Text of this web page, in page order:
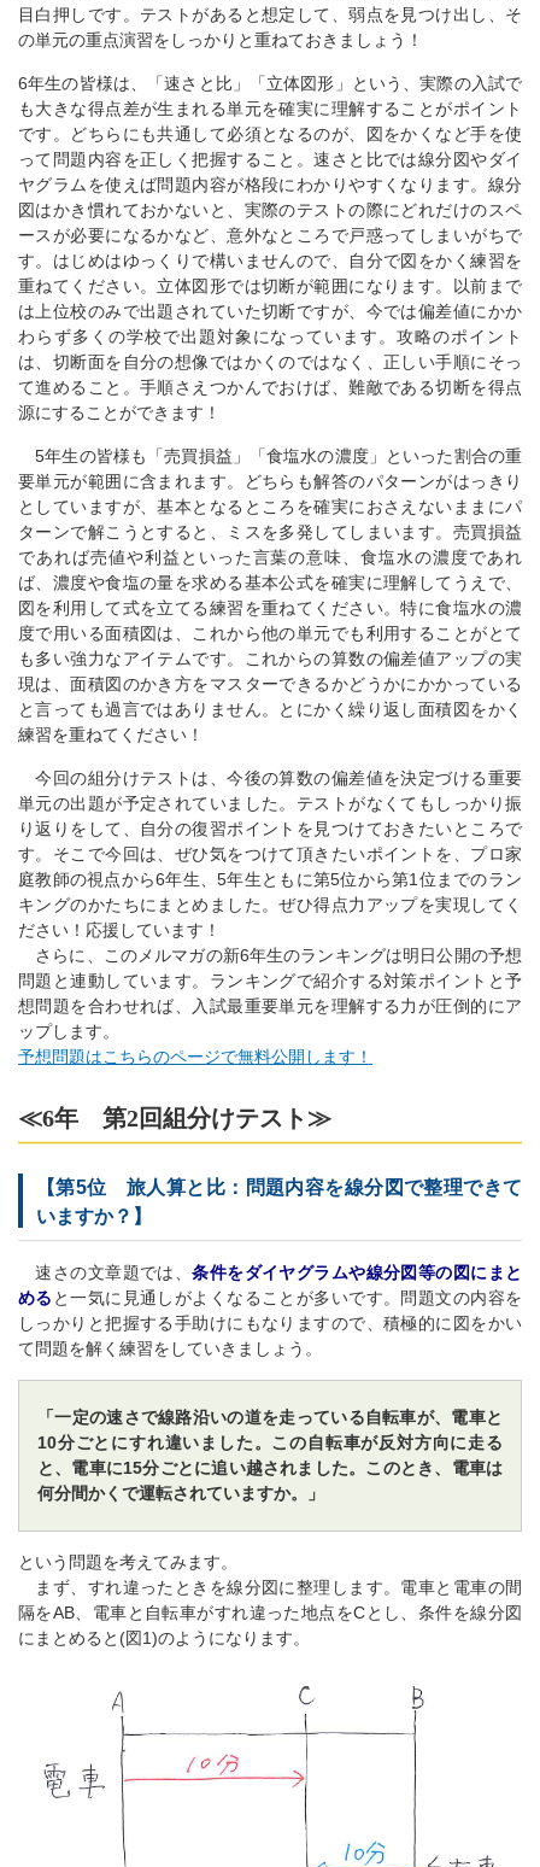
目白押しです。テストがあると想定して、弱点を見つけ出し、そ
の単元の重点演習をしっかりと重ねておきましょう！
6年生の皆様は、「速さと比」「立体図形」という、実際の入試で
も大きな得点差が生まれる単元を確実に理解することがポイント
です。どちらにも共通して必須となるのが、図をかくなど手を使
って問題内容を正しく把握すること。速さと比では線分図やダイ
ヤグラムを使えば問題内容が格段にわかりやすくなります。線分
図はかき慣れておかないと、実際のテストの際にどれだけのスペ
ースが必要になるかなど、意外なところで戸惑ってしまいがちで
す。はじめはゆっくりで構いませんので、自分で図をかく練習を
重ねてください。立体図形では切断が範囲になります。以前まで
は上位校のみで出題されていた切断ですが、今では偏差値にかか
わらず多くの学校で出題対象になっています。攻略のポイント
は、切断面を自分の想像ではかくのではなく、正しい手順にそっ
て進めること。手順さえつかんでおけば、難敵である切断を得点
源にすることができます！
5年生の皆様も「売買損益」「食塩水の濃度」といった割合の重
要単元が範囲に含まれます。どちらも解答のパターンがはっきり
としていますが、基本となるところを確実におさえないままにパ
ターンで解こうとすると、ミスを多発してしまいます。売買損益
であれば売値や利益といった言葉の意味、食塩水の濃度であれ
ば、濃度や食塩の量を求める基本公式を確実に理解してうえで、
図を利用して式を立てる練習を重ねてください。特に食塩水の濃
度で用いる面積図は、これから他の単元でも利用することがとて
も多い強力なアイテムです。これからの算数の偏差値アップの実
現は、面積図のかき方をマスターできるかどうかにかかっている
と言っても過言ではありません。とにかく繰り返し面積図をかく
練習を重ねてください！
今回の組分けテストは、今後の算数の偏差値を決定づける重要
単元の出題が予定されていました。テストがなくてもしっかり振
り返りをして、自分の復習ポイントを見つけておきたいところで
す。そこで今回は、ぜひ気をつけて頂きたいポイントを、プロ家
庭教師の視点から6年生、5年生ともに第5位から第1位までのラン
キングのかたちにまとめました。ぜひ得点力アップを実現してく
ださい！応援しています！
さらに、このメルマガの新6年生のランキングは明日公開の予想
問題と連動しています。ランキングで紹介する対策ポイントと予
想問題を合わせれば、入試最重要単元を理解する力が圧倒的にア
ップします。
予想問題はこちらのページで無料公開します！
≪6年 第2回組分けテスト≫
【第5位 旅人算と比：問題内容を線分図で整理できて
いますか？】
速さの文章題では、条件をダイヤグラムや線分図等の図にまと
める と一気に見通しがよくなることが多いです。問題文の内容を
しっかりと把握する手助けにもなりますので、積極的に図をかい
て問題を解く練習をしていきましょう。
「一定の速さで線路沿いの道を走っている自転車が、電車と
10分ごとにすれ違いました。この自転車が反対方向に走る
と、電車に15分ごとに追い越されました。このとき、電車は
何分間かくで運転されていますか。」
という問題を考えてみます。
まず、すれ違ったときを線分図に整理します。電車と電車の間
隔をAB、電車と自転車がすれ違った地点をCとし、条件を線分図
にまとめると(図1)のようになります。